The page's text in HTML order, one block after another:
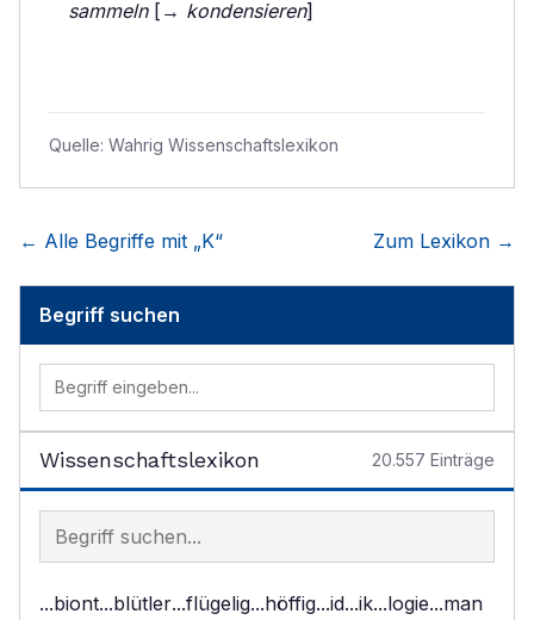
sammeln[→ kondensieren]
Quelle: Wahrig Wissenschaftslexikon
← Alle Begriffe mit „K“ Zum Lexikon →
Begriff suchen
Wissenschaftslexikon 20.557 Einträge
Begriff im Lexikon suchen
...biont...blütler...flügelig...höffig...id...ik...logie...man